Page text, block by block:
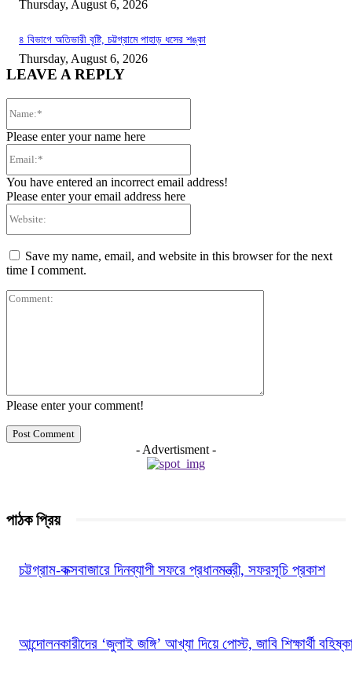
Thursday, August 6, 2026
৪ বিভাগে অতিভারী বৃষ্টি, চট্টগ্রামে পাহাড় ধসের শঙ্কা
Thursday, August 6, 2026
LEAVE A REPLY
Please enter your comment!
Please enter your name here
You have entered an incorrect email address!
Please enter your email address here
Save my name, email, and website in this browser for the next
time I comment.
- Advertisment -
পাঠক প্রিয়
চট্টগ্রাম-কক্সবাজারে দিনব্যাপী সফরে প্রধানমন্ত্রী, সফরসূচি প্রকাশ
আন্দোলনকারীদের ‘জুলাই জঙ্গি’ আখ্যা দিয়ে পোস্ট, জাবি শিক্ষার্থী